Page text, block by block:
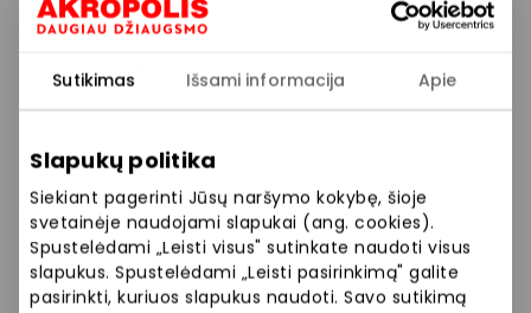
Sutikimas Išsami informacija Apie
Slapukų politika
Siekiant pagerinti Jūsų naršymo kokybę, šioje
svetainėje naudojami slapukai (ang. cookies).
Spustelėdami „Leisti visus" sutinkate naudoti visus
slapukus. Spustelėdami „Leisti pasirinkimą" galite
pasirinkti, kuriuos slapukus naudoti. Savo sutikimą
Lietuvoje. Šios arbatos paruošimui naudojama šviežiai
išvirta arbata, vaisių sirupai, sultys, pieno, kakavos
tapiokos perlai, želė gabaliukai, baziliko sėklos
(beveik visi Formosa gėrimai yra draugiški veganams
ir netoleruojantiems laktozės). Be arbatų čia galėsite
paragauti ir puikių šerbetinių kokteilių. Delikatesų
menės meniu asortimentas platus – arti 100 skirtingų
gėrimų ir desertų, kurie atnaujinami kiekvieną
sezoną, tačiau draugiški pardavėjai visada maloniai
padės išsirinkti ir atrasti mėgstamiausią.